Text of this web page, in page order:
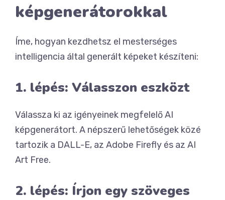
képgenerátorokkal
Íme, hogyan kezdhetsz el mesterséges
intelligencia által generált képeket készíteni:
1. lépés: Válasszon eszközt
Válassza ki az igényeinek megfelelő AI
képgenerátort. A népszerű lehetőségek közé
tartozik a DALL-E, az Adobe Firefly és az AI
Art Free.
2. lépés: Írjon egy szöveges